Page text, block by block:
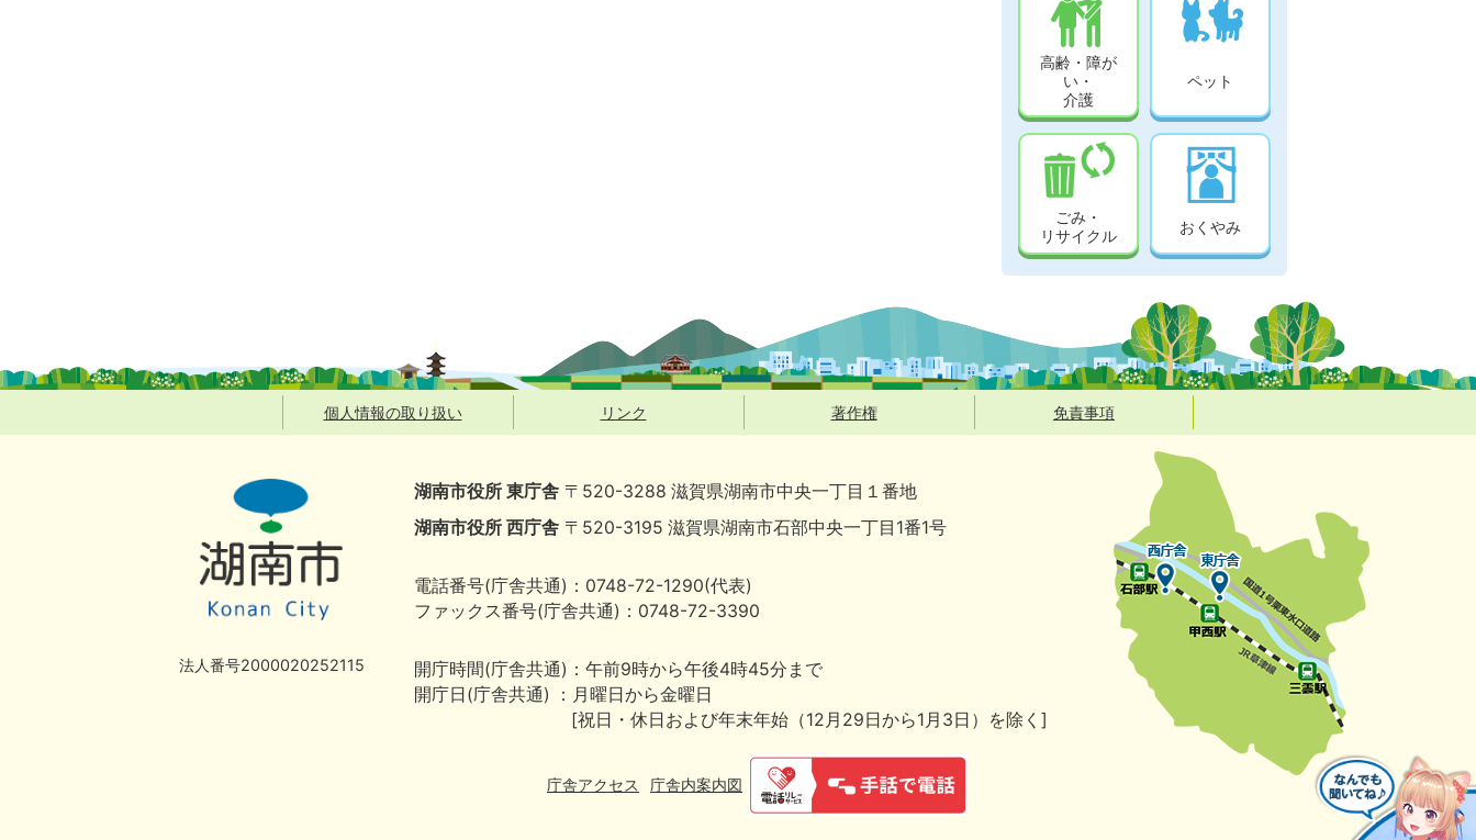
高齢・障が
い・
介護
ペット
ごみ・
リサイクル
おくやみ
個人情報の取り扱い リンク 著作権 免責事項
法人番号2000020252115
湖南市役所 東庁舎 〒520-3288 滋賀県湖南市中央一丁目１番地
湖南市役所 西庁舎 〒520-3195 滋賀県湖南市石部中央一丁目1番1号
電話番号(庁舎共通)：0748-72-1290(代表)
ファックス番号(庁舎共通)：0748-72-3390
開庁時間(庁舎共通)：午前9時から午後4時45分まで
開庁日(庁舎共通) ：月曜日から金曜日
[祝日・休日および年末年始（12月29日から1月3日）を除く]
庁舎アクセス 庁舎内案内図